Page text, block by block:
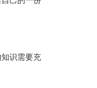
识需要充